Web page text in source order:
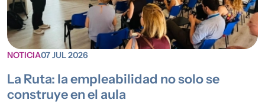
NOTICIA07 JUL 2026
La Ruta: la empleabilidad no solo se
construye en el aula